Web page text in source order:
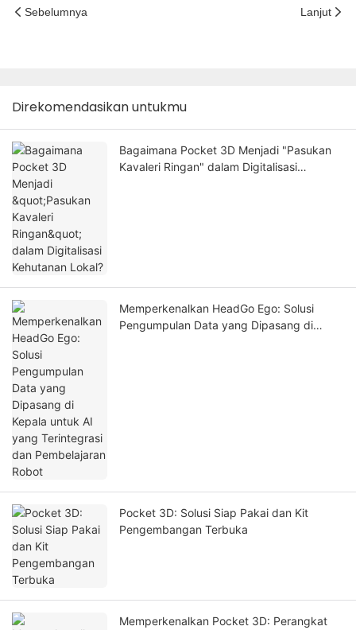
Sebelumnya Lanjut
Direkomendasikan untukmu
Bagaimana Pocket 3D Menjadi "Pasukan
Kavaleri Ringan" dalam Digitalisasi
Memperkenalkan HeadGo Ego: Solusi
Pengumpulan Data yang Dipasang di
Pocket 3D: Solusi Siap Pakai dan Kit
Pengembangan Terbuka
Memperkenalkan Pocket 3D: Perangkat